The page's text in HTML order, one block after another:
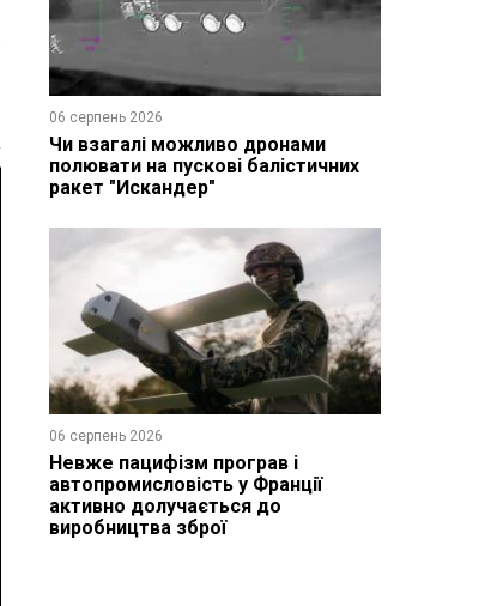
06 серпень 2026
Чи взагалі можливо дронами
полювати на пускові балістичних
ракет "Искандер"
06 серпень 2026
Невже пацифізм програв і
автопромисловість у Франції
активно долучається до
виробництва зброї